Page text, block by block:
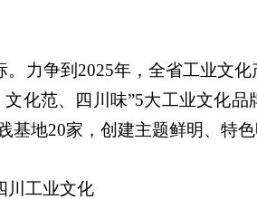
。力争到2025年，全省工业文
文化范、四川味”5大工业文化
基地20家，创建主题鲜明、特
川工业文化